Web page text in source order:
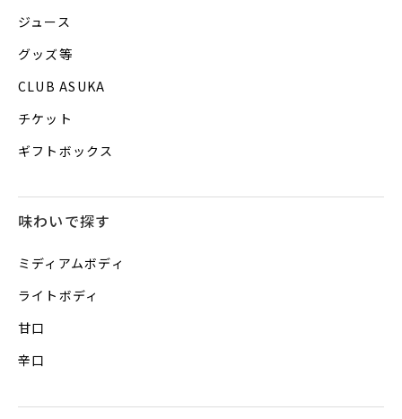
ジュース
グッズ等
CLUB ASUKA
チケット
ギフトボックス
味わいで探す
ミディアムボディ
ライトボディ
甘口
辛口